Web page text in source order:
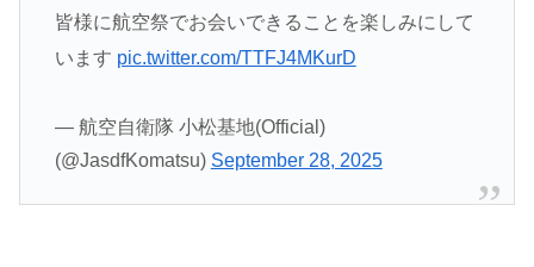
皆様に航空祭でお会いできることを楽しみにして
います pic.twitter.com/TTFJ4MKurD
— 航空自衛隊 小松基地(Official)
(@JasdfKomatsu) September 28, 2025